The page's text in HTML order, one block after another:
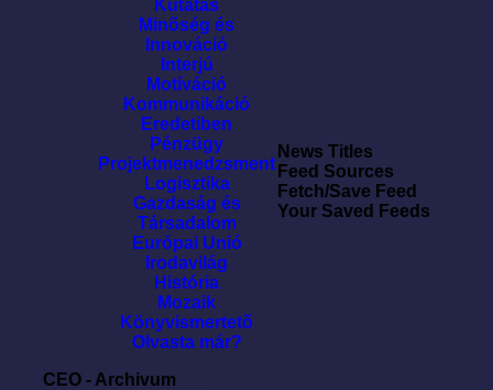
Kutatás
Minõség és
Innováció
Interjú
Motíváció
Kommunikáció
Eredetiben
Pénzügy
Projektmenedzsment
Logisztika
Gazdaság és
Társadalom
Európai Unió
Irodavilág
História
Mozaik
Könyvismertetõ
Olvasta már?
CEO - Archivum
News Titles
Feed Sources
Fetch/Save Feed
Your Saved Feeds